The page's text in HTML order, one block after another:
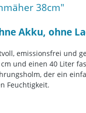
38cm"
Akku, ohne
emissionsfrei
und einen 40 Liter
der ein
Feuchtigkeit.